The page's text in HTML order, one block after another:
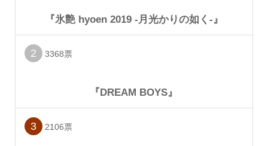
『氷艶 hyoen 2019 -月光かりの如く-』
2 3368票
『DREAM BOYS』
3 2106票